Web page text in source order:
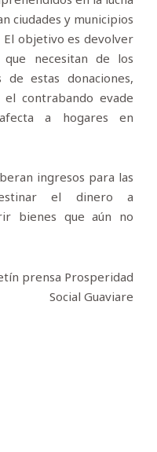
ciudades y municipios
El objetivo es devolver
necesitan de los
estas donaciones,
contrabando evade
a hogares en
ingresos para las
el dinero a
bienes que aún no
prensa Prosperidad
Social Guaviare